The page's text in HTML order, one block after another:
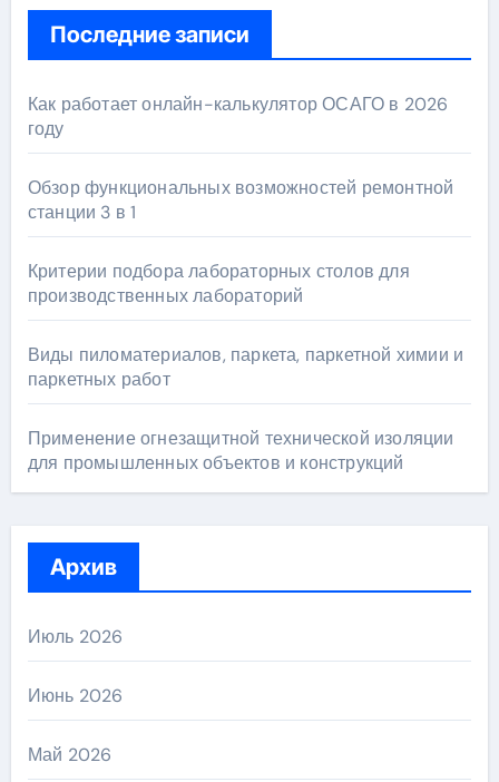
Последние записи
Как работает онлайн-калькулятор ОСАГО в 2026
году
Обзор функциональных возможностей ремонтной
станции 3 в 1
Критерии подбора лабораторных столов для
производственных лабораторий
Виды пиломатериалов, паркета, паркетной химии и
паркетных работ
Применение огнезащитной технической изоляции
для промышленных объектов и конструкций
Архив
Июль 2026
Июнь 2026
Май 2026